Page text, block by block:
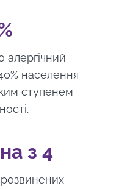
алергічний
населення
ступенем
з 4